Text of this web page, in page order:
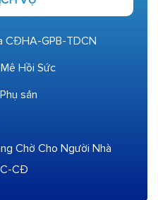
CĐHA-GPB-TDCN
Hồi Sức
sản
Chờ Cho Người Nhà
CĐ